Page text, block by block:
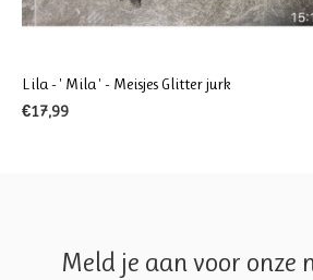
Lila - ' Mila ' - Meisjes Glitter jurk
€17,99
Meld je aan voor onze